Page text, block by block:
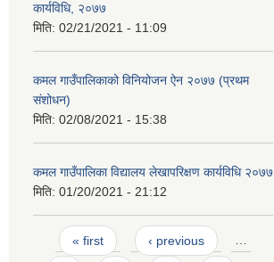
कार्यविधि, २०७७
मिति: 02/21/2021 - 11:09
कमल गाउँपालिकाको विनियोजन ऐन २०७७ (प्रथम
संशोधन)
मिति: 02/08/2021 - 15:38
कमल गाउँपालिका विद्यालय लेखापरिक्षण कार्यविधि २०७७
मिति: 01/20/2021 - 21:12
Pages
« first ‹ previous …